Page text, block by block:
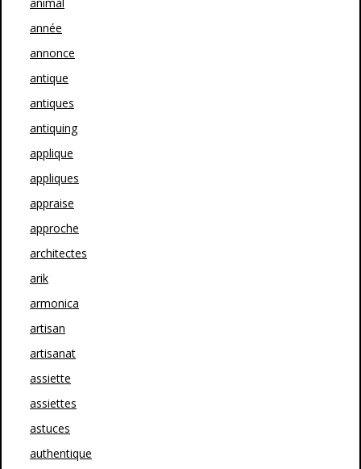
année
annonce
antique
antiques
antiquing
applique
appliques
appraise
approche
architectes
arik
armonica
artisan
artisanat
assiette
assiettes
astuces
authentique